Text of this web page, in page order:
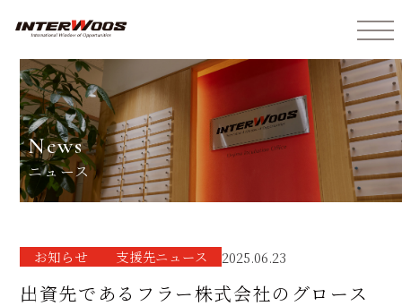
news
ニュース
お知らせ ⽀援先ニュース 2025.06.23
出資先であるフラー株式会社のグロース